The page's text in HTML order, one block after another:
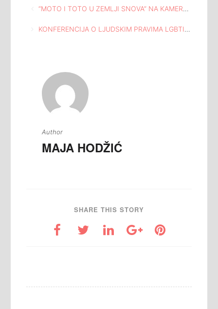
Navigacija
članaka
“MOTO I TOTO U ZEMLJI SNOVA” NA KAMERNOJ SCENI DOMA MLADIH TUZLA
KONFERENCIJA O LJUDSKIM PRAVIMA LGBTI OSOBA U LOKALNOJ ZAJEDNICI
Author
MAJA HODŽIĆ
SHARE THIS STORY